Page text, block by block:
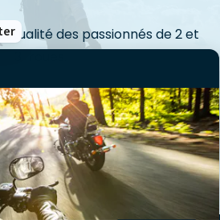
des passionnés de 2 et
LES ACTUS